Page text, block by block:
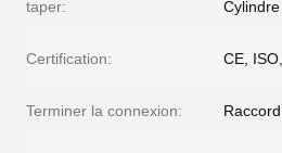
taper:
Certification: CE,
Terminer la connexion: